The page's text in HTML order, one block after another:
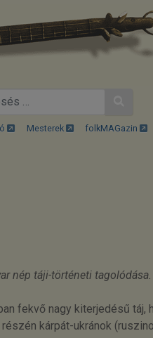
Mesterek folkMAGazin
nép táji-történeti
fekvő nagy kiterjedésű táj,
kárpát-ukránok